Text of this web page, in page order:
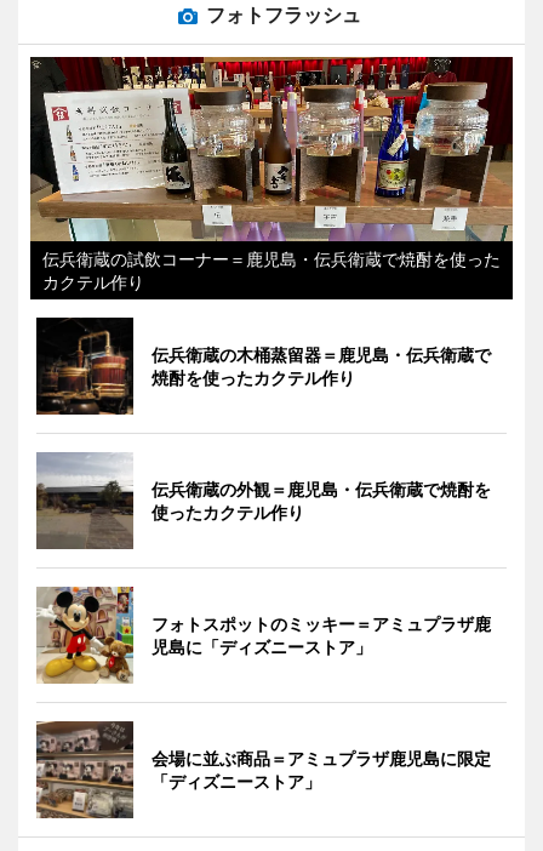
フォトフラッシュ
伝兵衛蔵の試飲コーナー＝鹿児島・伝兵衛蔵で焼酎を使った
カクテル作り
伝兵衛蔵の木桶蒸留器＝鹿児島・伝兵衛蔵で
焼酎を使ったカクテル作り
伝兵衛蔵の外観＝鹿児島・伝兵衛蔵で焼酎を
使ったカクテル作り
フォトスポットのミッキー＝アミュプラザ鹿
児島に「ディズニーストア」
会場に並ぶ商品＝アミュプラザ鹿児島に限定
「ディズニーストア」